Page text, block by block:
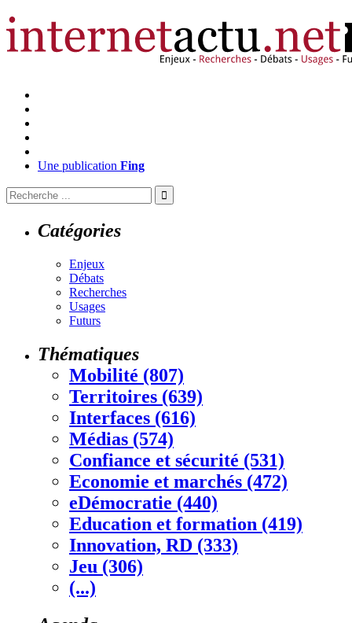
Une publication Fing
Catégories
Enjeux
Débats
Recherches
Usages
Futurs
Thématiques
Mobilité (807)
Territoires (639)
Interfaces (616)
Médias (574)
Confiance et sécurité (531)
Economie et marchés (472)
eDémocratie (440)
Education et formation (419)
Innovation, RD (333)
Jeu (306)
(...)